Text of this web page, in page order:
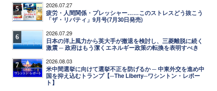
5 2026.07.27
疲労・人間関係・プレッシャー……このストレスどう抜こう
「ザ・リバティ」9月号(7月30日発売)
6 2026.07.29
日本の洋上風力から英大手が撤退を検討し、三菱離脱に続く
激震 ─ 政府はもう潔くエネルギー政策の転換を表明すべき
7 2026.08.03
米中間選挙に向けて選挙不正を防げるか ─ 中東外交を進め中
国を抑え込むトランプ【─The Liberty─ワシントン・レポー
ト】